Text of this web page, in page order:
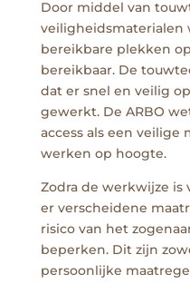
Door middel van
veiligheidsmaterialen
bereikbare plekken
bereikbaar. De
dat er snel en veilig
gewerkt. De ARBO
access als een veilige
werken op hoogte.
Zodra de werkwijze is
er verscheidene
risico van het
beperken. Dit zijn
persoonlijke